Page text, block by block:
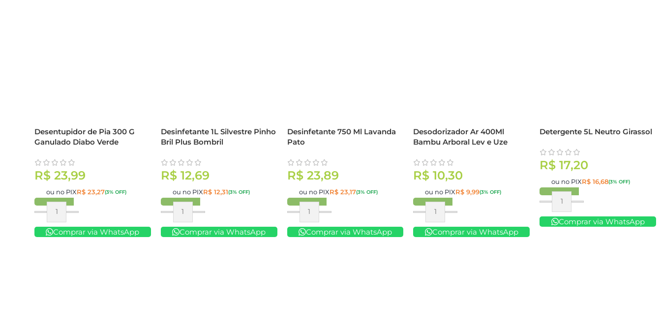
Desentupidor de Pia 300 G
Ganulado Diabo Verde
R$ 23,99
ou no PIXR$ 23,27(3% OFF)
Comprar
Comprar via WhatsApp
Desinfetante 1L Silvestre Pinho
Bril Plus Bombril
R$12,69
ou no PIXR$12,31(3% OFF)
Comprar
Comprar via WhatsApp
Desinfetante 750 Ml Lavanda
Pato
R$23,89
ou no PIXR$23,17(3% OFF)
Comprar
Comprar via WhatsApp
Desodorizador Ar 400Ml
Bambu Arboral Lev e Uze
R$ 10,30
ou no PIXR$ 9,99(3% OFF)
Comprar
Comprar via WhatsApp
Detergente 5L Neutro Girassol
R$ 17,20
ou no PIXR$ 16,68(3% OFF)
Comprar
Comprar via WhatsApp